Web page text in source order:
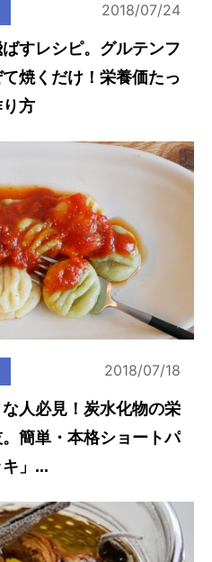
2018/07/24
すレシピ。グルテンフ
焼くだけ！栄養価たっ
方
2018/07/18
人必見！炭水化物の栄
簡単・本格ショートパ
」...